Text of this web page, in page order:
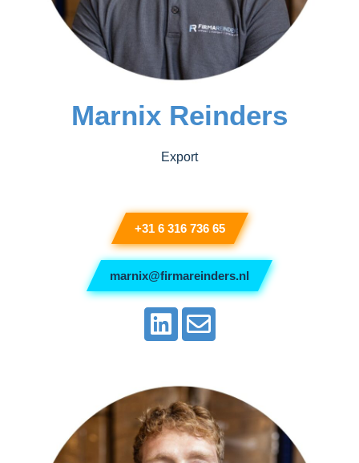
Marnix Reinders
Export
+31 6 316 736 65
marnix@firmareinders.nl